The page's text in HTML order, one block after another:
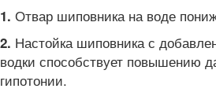
1. Отвар шиповника на воде
2. Настойка шиповника с
водки способствует повышению
гипотонии.